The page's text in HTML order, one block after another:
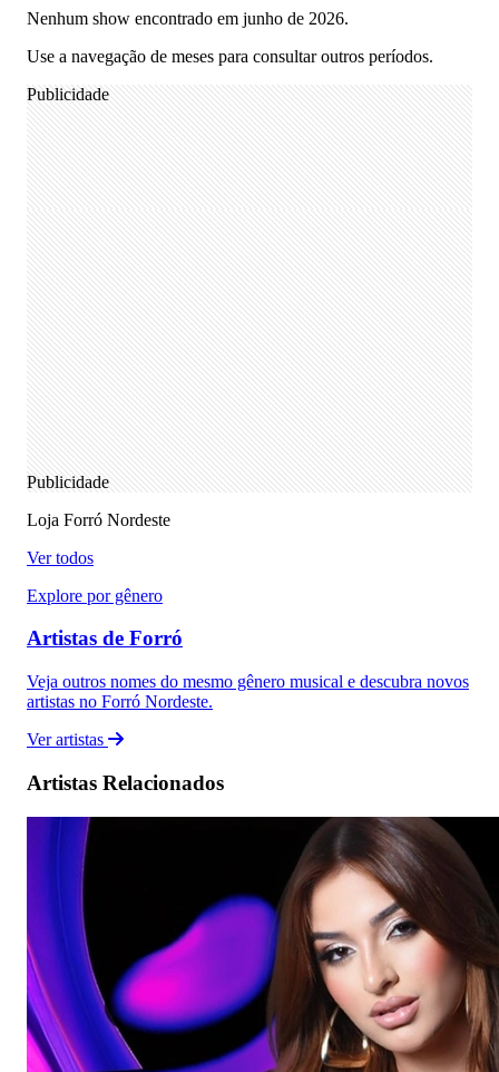
Nenhum show encontrado em junho de 2026.
Use a navegação de meses para consultar outros períodos.
Publicidade
Publicidade
Loja Forró Nordeste
Ver todos
Explore por gênero
Artistas de Forró
Veja outros nomes do mesmo gênero musical e descubra novos
artistas no Forró Nordeste.
Ver artistas
Artistas Relacionados